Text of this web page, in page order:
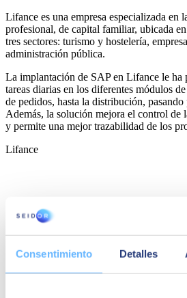
Consentimiento Detalles
Lifance es una empresa especializada en
profesional, de capital familiar, ubicada
tres sectores: turismo y hostelería,
administración pública.
La implantación de SAP en Lifance le ha
tareas diarias en los diferentes módulos
de pedidos, hasta la distribución,
Además, la solución mejora el control de
y permite una mejor trazabilidad de los
Lifance